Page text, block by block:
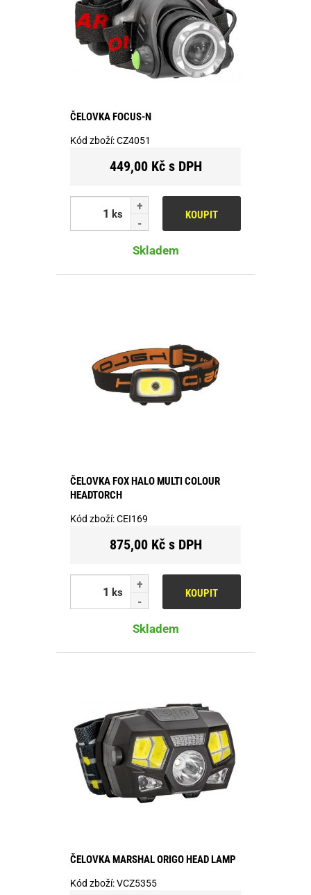
ČELOVKA FOCUS-N
Kód zboží:CZ4051
449,00 Kč s DPH
ks KOUPIT
Skladem
ČELOVKA FOX HALO MULTI COLOUR
HEADTORCH
Kód zboží:CEI169
875,00 Kč s DPH
ks KOUPIT
Skladem
ČELOVKA MARSHAL ORIGO HEAD LAMP
Kód zboží:VCZ5355